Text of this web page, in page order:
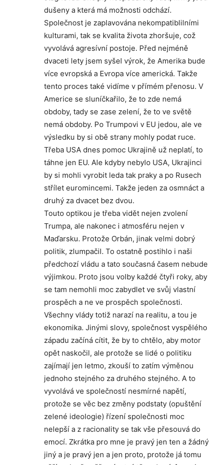
dušeny a která má možnosti odchází.
Společnost je zaplavována nekompatiblilními
kulturami, tak se kvalita života zhoršuje, což
vyvolává agresívní postoje. Před nejméně
dvaceti lety jsem syšel výrok, že Amerika bude
více evropská a Evropa více americká. Takže
tento proces také vidíme v přímém přenosu. V
Americe se sluníčkařilo, že to zde nemá
obdoby, tady se zase zelení, že to ve světě
nemá obdoby. Po Trumpovi v EU jedou, ale ve
výsledku by si obě strany mohly podat ruce.
Třeba USA dnes pomoc Ukrajině už neplatí, to
táhne jen EU. Ale kdyby nebylo USA, Ukrajinci
by si mohli vyrobit leda tak praky a po Rusech
střílet euromincemi. Takže jeden za osmnáct a
druhý za dvacet bez dvou.
Touto optikou je třeba vidět nejen zvolení
Trumpa, ale nakonec i atmosféru nejen v
Maďarsku. Protože Orbán, jinak velmi dobrý
politik, zlumpačil. To ostatně postihlo i naši
předchozí vládu a tato současná časem nebude
výjimkou. Proto jsou volby každé čtyři roky, aby
se tam nemohli moc zabydlet ve svůj vlastní
prospěch a ne ve prospěch společnosti.
Všechny vlády totiž narazí na realitu, a tou je
ekonomika. Jinými slovy, společnost vyspělého
západu začíná cítit, že by to chtělo, aby motor
opět naskočil, ale protože se lidé o politiku
zajímají jen letmo, zkouší to zatím výměnou
jednoho stejného za druhého stejného. A to
vyvolává ve společností nesmírné napětí,
protože se věc bez změny podstaty (opuštění
zelené ideologie) řízení společnosti moc
nelepší a z racionality se tak vše přesouvá do
emocí. Zkrátka pro mne je pravý jen ten a žádný
jiný a je pravý jen a jen proto, protože já tomu